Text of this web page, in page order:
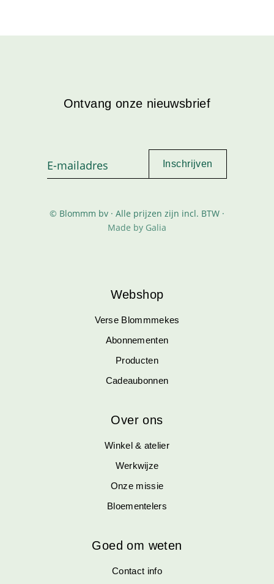
Ontvang onze nieuwsbrief
© Blommm bv · Alle prijzen zijn incl. BTW ·
Made by Galia
Webshop
Verse Blommmekes
Abonnementen
Producten
Cadeaubonnen
Over ons
Winkel & atelier
Werkwijze
Onze missie
Bloementelers
Goed om weten
Contact info